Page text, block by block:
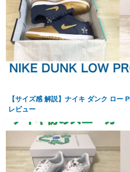
【サイズ感 解説】ナイキ ダンク ロー
レビュー